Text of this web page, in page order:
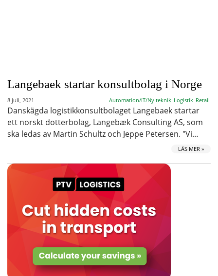
Langebaek startar konsultbolag i Norge
8 juli, 2021 Automation/IT/Ny teknik Logistik Retail
Danskägda logistikkonsultbolaget Langebaek startar
ett norskt dotterbolag, Langebæk Consulting AS, som
ska ledas av Martin Schultz och Jeppe Petersen. "Vi…
LÄS MER »